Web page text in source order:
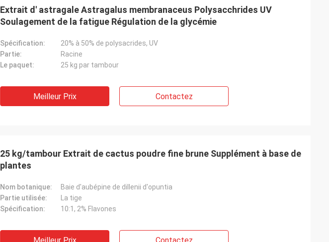
Extrait d' astragale Astragalus membranaceus Polysacchrides UV
Soulagement de la fatigue Régulation de la glycémie
Spécification:
20% à 50% de polysacrides, UV
Partie:
Racine
Le paquet:
25 kg par tambour
Meilleur Prix Contactez
25 kg/tambour Extrait de cactus poudre fine brune Supplément à base de
plantes
Nom botanique:
Baie d'aubépine de dillenii d'opuntia
Partie utilisée:
La tige
Spécification:
10:1, 2% Flavones